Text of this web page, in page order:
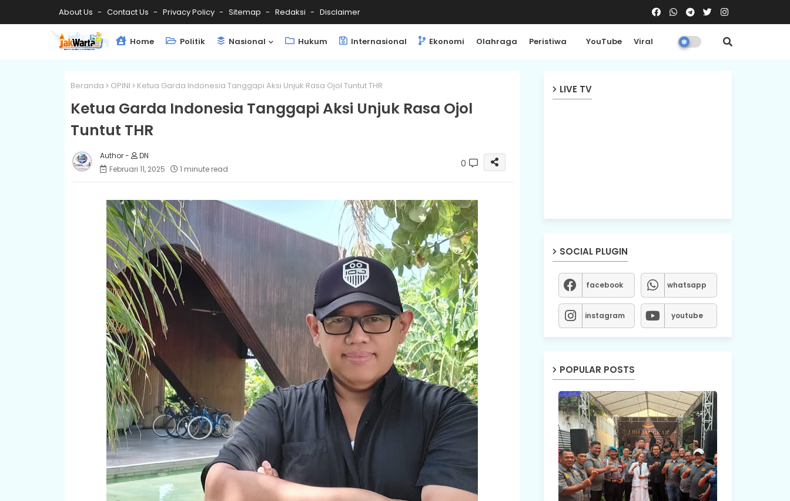
About Us Contact Us Privacy Policy Sitemap Redaksi Disclaimer
Home Politik Nasional Hukum Internasional Ekonomi Olahraga Peristiwa YouTube Viral
Beranda OPINI Ketua Garda Indonesia Tanggapi Aksi Unjuk Rasa Ojol Tuntut THR
Ketua Garda Indonesia Tanggapi Aksi Unjuk Rasa Ojol
Tuntut THR
DN
Februari 11, 2025
1 minute read 0
LIVE TV
SOCIAL PLUGIN
facebook whatsapp
instagram youtube
POPULAR POSTS